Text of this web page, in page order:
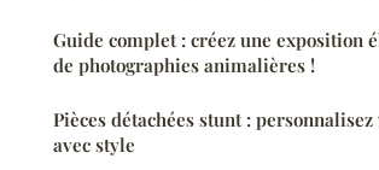
Guide complet : créez une exposition
de photographies animalières !
Pièces détachées stunt :
avec style